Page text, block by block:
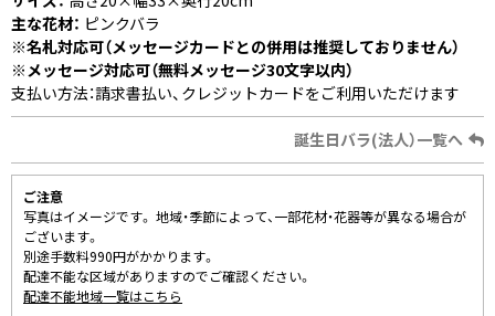
主な花材： ピンクバラ
※名札対応可（メッセージカードとの併用は推奨しておりません）
※メッセージ対応可（無料メッセージ30文字以内）
支払い方法：請求書払い、クレジットカードをご利用いただけます
誕生日バラ(法人）一覧へ
ご注意
写真はイメージです。 地域・季節によって、一部花材・花器等が異なる場合が
ございます。
別途手数料990円がかかります。
配達不能な区域がありますのでご確認ください。
配達不能地域一覧はこちら